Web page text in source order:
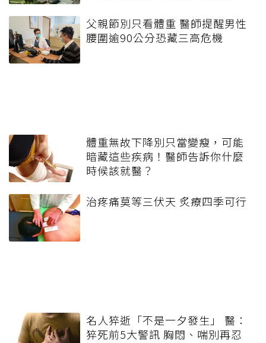
父親節別只看體重 醫師提醒男性
腰圍逾90公分恐藏三高危機
體重無故下降別只當變瘦，可能
暗藏這些疾病！醫師告訴你什麼
時候該就醫？
治疼痛莫等三伏天 炙療四季可行
名人猝逝「不是一夕發生」 醫：
猝死前5大警訊 胸悶、喘別再忍